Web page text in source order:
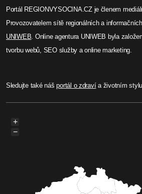
Portál REGIONVYSOCINA.CZ je členem
Provozovatelem sítě regionálních a
UNIWEB. Online agentura UNIWEB byla
tvorbu webů, SEO služby a online marketing.
Sledujte také nášportál o zdravía životním stylu
+
−